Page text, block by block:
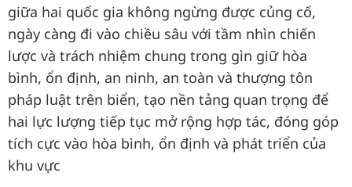
giữa hai quốc gia không ngừng được củng cố,
ngày càng đi vào chiều sâu với tầm nhìn chiến
lược và trách nhiệm chung trong gìn giữ hòa
bình, ổn định, an ninh, an toàn và thượng tôn
pháp luật trên biển, tạo nền tảng quan trọng để
hai lực lượng tiếp tục mở rộng hợp tác, đóng góp
tích cực vào hòa bình, ổn định và phát triển của
khu vực